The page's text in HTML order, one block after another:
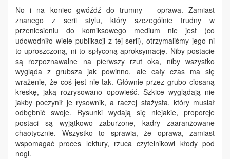
No i na koniec gwóźdź do trumny – oprawa. Zamiast
znanego z serii stylu, który szczególnie trudny w
przeniesieniu do komiksowego medium nie jest (co
udowodniło wiele publikacji z tej serii), otrzymaliśmy jego ni
to uproszczoną, ni to spłyconą aproksymację. Niby postacie
są rozpoznawalne na pierwszy rzut oka, niby wszystko
wygląda z grubsza jak powinno, ale cały czas ma się
wrażenie, że coś jest nie tak. Głównie przez grubo ciosaną
kreskę, jaką rozrysowano opowieść. Szkice wyglądają nie
jakby poczynił je rysownik, a raczej stażysta, który musiał
odbębnić swoje. Rysunki wydają się niejakie, proporcje
postaci są wyjątkowo zaburzone, kadry zaaranżowane
chaotycznie. Wszystko to sprawia, że oprawa, zamiast
wspomagać proces lektury, rzuca czytelnikowi kłody pod
nogi.